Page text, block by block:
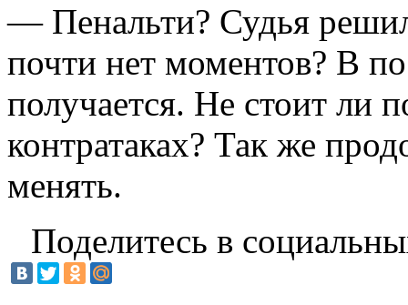
— Пенальти? Судья
почти нет моментов? В
получается. Не стоит ли
контратаках? Так же
менять.
Поделитесь в